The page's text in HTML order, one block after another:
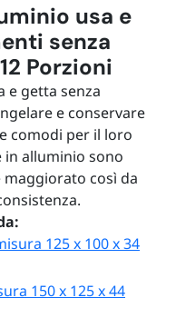
usa e
senza
Porzioni
e getta senza
e conservare
comodi per il loro
alluminio sono
così da
125 x 100 x 34
150 x 125 x 44